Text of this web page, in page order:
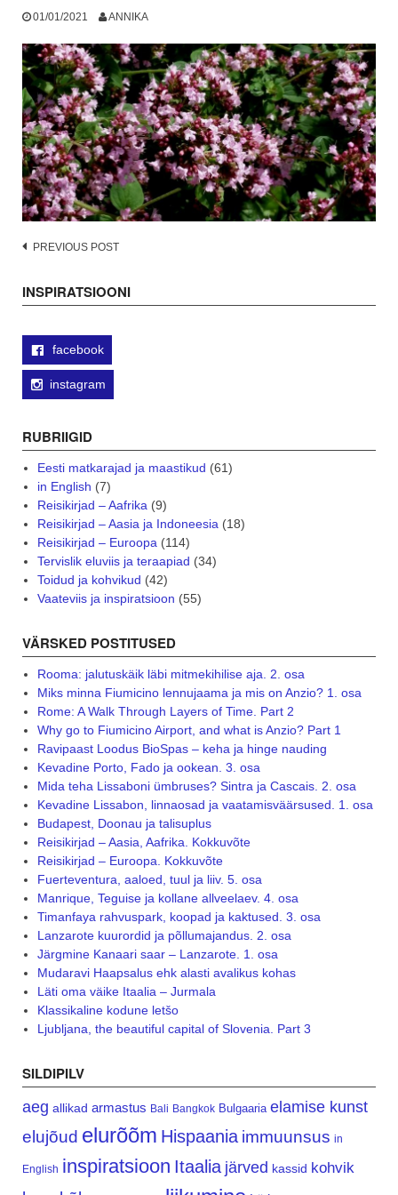
01/01/2021 ANNIKA
Post
PREVIOUS POST
INSPIRATSIOONI
facebook
instagram
RUBRIIGID
Eesti matkarajad ja maastikud (61)
in English (7)
Reisikirjad – Aafrika(9)
Reisikirjad – Aasia ja Indoneesia(18)
Reisikirjad – Euroopa(114)
Tervislik eluviis ja teraapiad (34)
Toidud ja kohvikud (42)
Vaateviis ja inspiratsioon (55)
VÄRSKED POSTITUSED
Rooma: jalutuskäik läbi mitmekihilise aja. 2. osa
Miks minna Fiumicino lennujaama ja mis on Anzio? 1. osa
Rome: A Walk Through Layers of Time. Part 2
Why go to Fiumicino Airport, and what is Anzio? Part 1
Ravipaast Loodus BioSpas – keha ja hinge nauding
Kevadine Porto, Fado ja ookean. 3. osa
Mida teha Lissaboni ümbruses? Sintra ja Cascais. 2. osa
Kevadine Lissabon, linnaosad ja vaatamisväärsused. 1. osa
Budapest, Doonau ja talisuplus
Reisikirjad – Aasia, Aafrika. Kokkuvõte
Reisikirjad – Euroopa. Kokkuvõte
Fuerteventura, aaloed, tuul ja liiv. 5. osa
Manrique, Teguise ja kollane allveelaev. 4. osa
Timanfaya rahvuspark, koopad ja kaktused. 3. osa
Lanzarote kuurordid ja põllumajandus. 2. osa
Järgmine Kanaari saar – Lanzarote. 1. osa
Mudaravi Haapsalus ehk alasti avalikus kohas
Läti oma väike Itaalia – Jurmala
Klassikaline kodune letšo
Ljubljana, the beautiful capital of Slovenia. Part 3
SILDIPILV
aeg allikad armastus Bali Bangkok Bulgaaria elamise kunst
elujõud elurõõm Hispaania immuunsus in
English inspiratsioon Itaalia järved kassid kohvik